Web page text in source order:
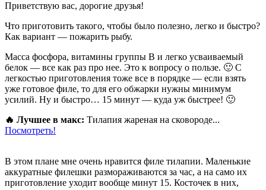
Приветствую вас, дорогие друзья!
Что приготовить такого, чтобы было полезно, легко и быстро?
Как вариант — пожарить рыбу.
Масса фосфора, витамины группы В и легко усваиваемый
белок — все как раз про нее. Это к вопросу о пользе. 🙂 С
легкостью приготовления тоже все в порядке — если взять
уже готовое филе, то для его обжарки нужны минимум
усилий. Ну и быстро… 15 минут — куда уж быстрее! 🙂
🔥 Лучшее в макс: Тилапия жареная на сковороде...
Посмотреть!
В этом плане мне очень нравится филе тилапии. Маленькие
аккуратные филешки размораживаются за час, а на само их
приготовление уходит вообще минут 15. Косточек в них,